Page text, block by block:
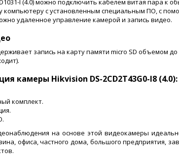
I (4.0) можно подключить кабелем витая пара к
компьютеру с установленным специальным ПО, с
удаленное управление камерой и запись видео.
запись на карту памяти micro SD объемом до
камеры Hikvision DS-2CD2T43G0-I8 (4.0):
комплект.
на основе этой видеокамеры
офиса, частного дома, большого предприятия,